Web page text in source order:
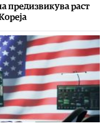
предизвикува раст